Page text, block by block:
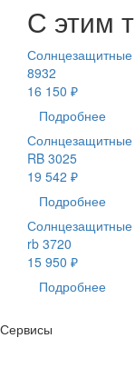
С этим
Солнцезащитные
8932
16 150 ₽
Подробнее
Солнцезащитные
RB 3025
19 542 ₽
Подробнее
Солнцезащитные
rb 3720
15 950 ₽
Подробнее
Сервисы